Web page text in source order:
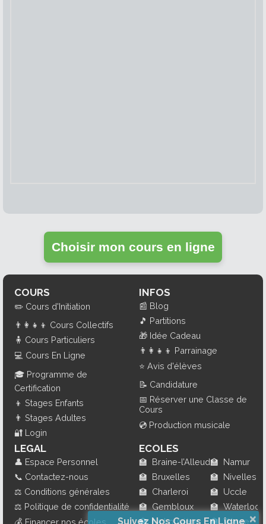
Choisir mon cours en ligne
COURS
✏️ Cours d'Initiation
👨‍👩‍👧‍👦 Cours Collectifs
🧍 Cours Particuliers
💻 Cours En Ligne
🎓 Programme de
Certification
👦 Stages Enfants
👨 Stages Adultes
🔐 Login
INFOS
📰 Blog
🎵 Partitions
🎁 Idée Cadeau
👨‍👩‍👧‍👦 Parrainage
⭐ Avis d'élèves
📝 Candidature
📅 Réserver une Classe de
Cours
💿 Production musicale
LEGAL
👤 Espace Personnel
📞 Contactez-nous
⚖️ Conditions générales
⚖️ Politique de confidentialité
💰 Financer nos écoles
ECOLES
🏫 Braine-l’Alleud
🏫 Bruxelles
🏫 Charleroi
🏫 Gembloux
🏫 La Louvière
🏫 Namur
🏫 Nivelles
🏫 Uccle
🏫 Waterloo
🏫
Wavre×
Suivez Nos Cours En Ligne